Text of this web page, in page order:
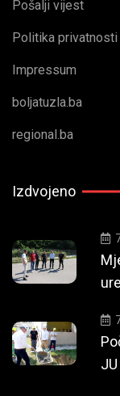
Pošalji vijest
Politika privatnosti
Impressum
boljatuzla.ba
regional.ba
Izdvojeno
JU